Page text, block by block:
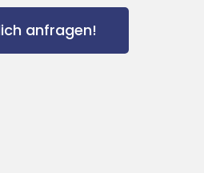
anfragen!